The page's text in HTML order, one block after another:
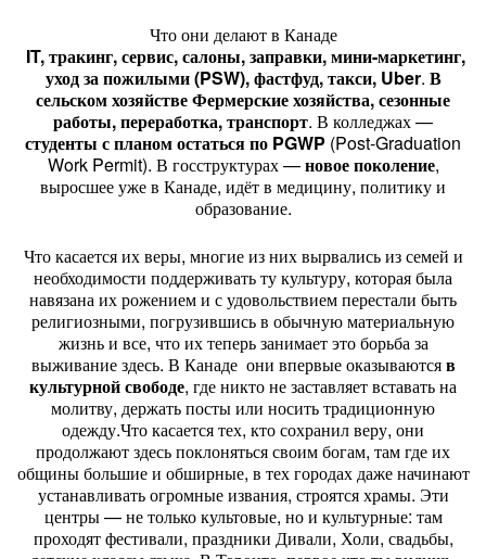
Что они делают в Канаде
IT, тракинг, сервис, салоны, заправки, мини-маркетинг,
уход за пожилыми (PSW), фастфуд, такси, Uber. В
сельском хозяйстве Фермерские хозяйства, сезонные
работы, переработка, транспорт. В колледжах —
студенты с планом остаться по PGWP (Post-Graduation
Work Permit). В госструктурах —новое поколение,
выросшее уже в Канаде, идёт в медицину, политику и
образование.
Что касается их веры, многие из них вырвались из семей и
необходимости поддерживать ту культуру, которая была
навязана их рожением и с удовольствием перестали быть
религиозными, погрузившись в обычную материальную
жизнь и все, что их теперь занимает это борьба за
выживание здесь. В Канаде они впервые оказываютсяв
культурной свободе, где никто не заставляет вставать на
молитву, держать посты или носить традиционную
одежду.Что касается тех, кто сохранил веру, они
продолжают здесь поклоняться своим богам, там где их
общины большие и обширные, в тех городах даже начинают
устанавливать огромные извания, строятся храмы. Эти
центры — не только культовые, но и культурные: там
проходят фестивали, праздники Дивали, Холи, свадьбы,